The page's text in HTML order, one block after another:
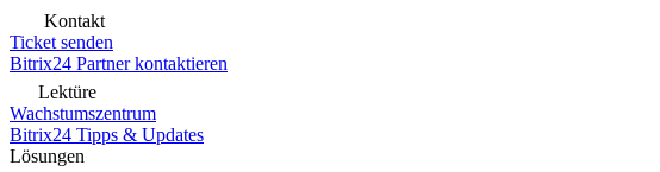
Kontakt
Ticket senden
Bitrix24 Partner kontaktieren
Lektüre
Wachstumszentrum
Bitrix24 Tipps & Updates
Lösungen